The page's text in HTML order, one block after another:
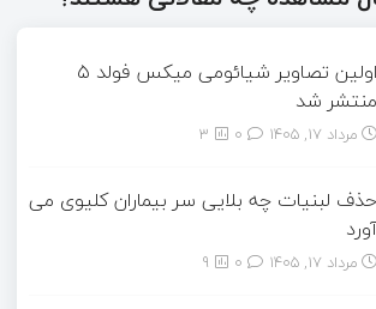
اولین تصاویر شیائومی میکس فولد ۵
منتشر شد
مرداد ۱۷, ۱۴۰۵ 3
حذف لبنیات چه بلایی سر بیماران کلیوی می
آورد
مرداد ۱۷, ۱۴۰۵ 9